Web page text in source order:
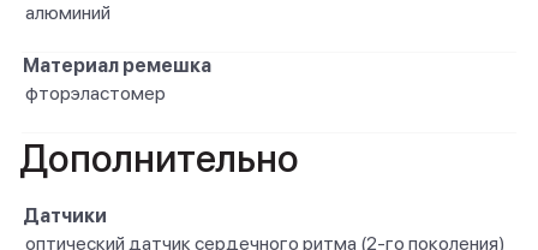
алюминий
Материал ремешка
фторэластомер
Дополнительно
Датчики
оптический датчик сердечного ритма (2‑го поколения)